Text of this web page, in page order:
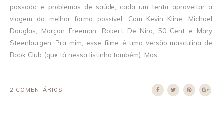
passado e problemas de saúde, cada um tenta aproveitar a
viagem da melhor forma possível. Com Kevin Kline, Michael
Douglas, Morgan Freeman, Robert De Niro, 50 Cent e Mary
Steenburgen. Pra mim, esse filme é uma versão masculina de
Book Club (que tá nessa listinha também). Mas...
2 COMENTÁRIOS